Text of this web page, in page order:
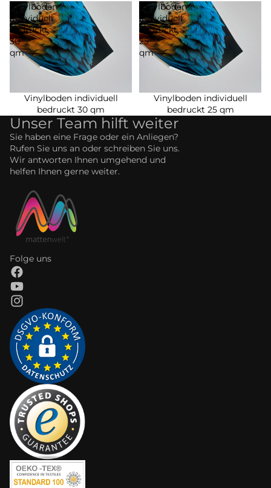
Vinylboden
individuell
bedruckt
30
qm
Vinylboden individuell
bedruckt 30 qm
Vinylboden
individuell
bedruckt
25
qm
Vinylboden individuell
bedruckt 25 qm
Unser Team hilft weiter
Sie haben eine Frage oder ein Anliegen?
Rufen Sie uns an oder schreiben Sie uns.
Wir antworten Ihnen umgehend und
helfen Ihnen gerne weiter.
Folge uns